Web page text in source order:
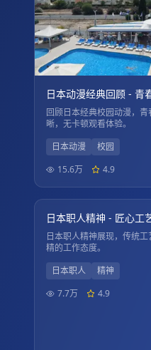
日本动漫经典回顾 - 青
回顾日本经典校园动漫，
晰，无卡顿观看体验。
日本动漫
校园
15.6万
4.9
1080P
日本职人精神 - 匠心工
日本职人精神展现，传统
精的工作态度。
日本职人
精神
7.7万
4.9